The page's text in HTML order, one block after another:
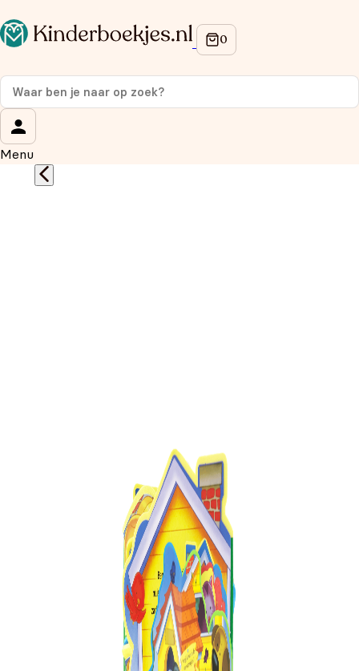
Menu
Op de hoogte blijven van onze acties?
Meld je aan voor onze nieuwsbrief en ontvang
korting
Wat is je voornaam?
Wat is je e-mailadres?